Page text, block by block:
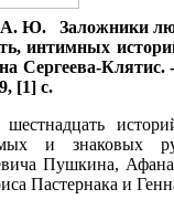
А. Ю. Заложники
интимных
Сергеева-
[1] с.
и знаковых
Пушкина,
Пастернака и